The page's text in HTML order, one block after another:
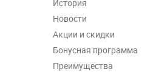
История
Новости
Акции и скидки
Бонусная программа
Преимущества